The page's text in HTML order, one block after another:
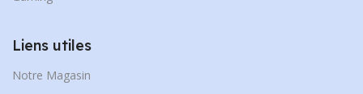
Liens utiles
Notre Magasin